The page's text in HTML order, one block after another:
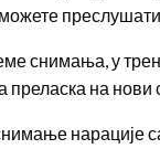
снимања, у
на нови
нарације